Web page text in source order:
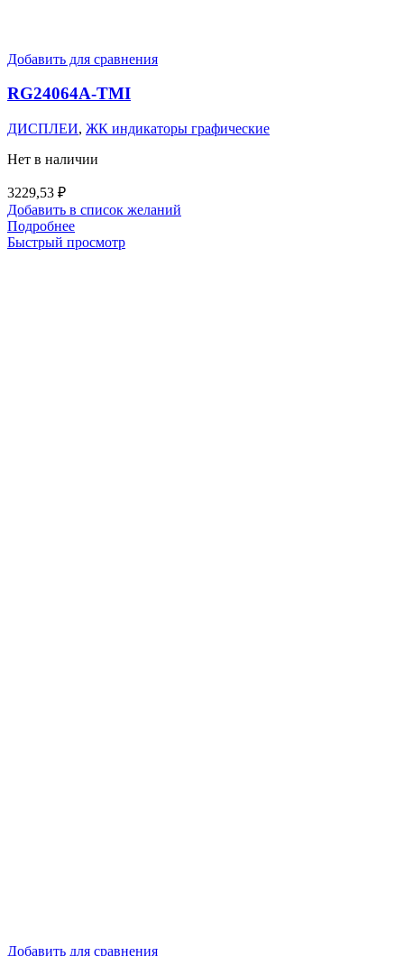
Добавить для сравнения
RG24064A-TMI
ДИСПЛЕИ, ЖК индикаторы графические
Нет в наличии
3229,53 ₽
Добавить в список желаний
Подробнее
Быстрый просмотр
Добавить для сравнения